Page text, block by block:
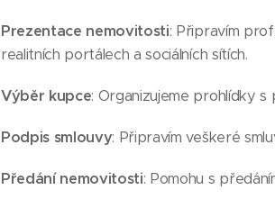
Prezentace nemovitosti: Připravím
realitních portálech a sociálních sítích.
Výběr kupce: Organizujeme prohlídky s
Podpis smlouvy: Připravím veškeré
Předání nemovitosti: Pomohu s